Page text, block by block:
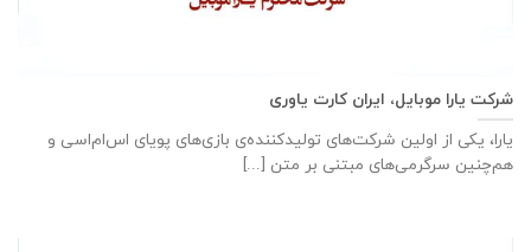
شرکت یارا موبایل، ایران کارت یاوری
یارا، یکی از اولین شرکت‌های تولیدکننده‌ی بازی‌های پویای اس‌ام‌اسی و
هم‌چنین سرگرمی‌های مبتنی بر متن [...]